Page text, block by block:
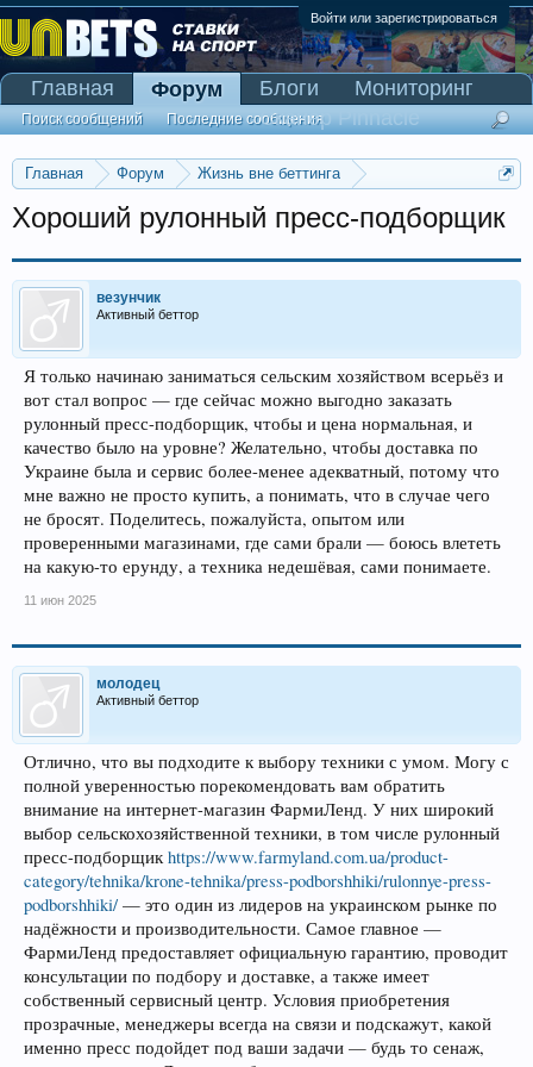
Войти или зарегистрироваться
Главная Форум
Жизнь вне беттинга
Реклама и коммерция
Хороший рулонный пресс-подборщик
везунчик
Активный беттор
Я только начинаю заниматься сельским хозяйством всерьёз и
вот стал вопрос — где сейчас можно выгодно заказать
рулонный пресс-подборщик, чтобы и цена нормальная, и
качество было на уровне? Желательно, чтобы доставка по
Украине была и сервис более-менее адекватный, потому что
мне важно не просто купить, а понимать, что в случае чего
не бросят. Поделитесь, пожалуйста, опытом или
проверенными магазинами, где сами брали — боюсь влететь
на какую-то ерунду, а техника недешёвая, сами понимаете.
11 июн 2025
молодец
Активный беттор
Отлично, что вы подходите к выбору техники с умом. Могу с
полной уверенностью порекомендовать вам обратить
внимание на интернет-магазин ФармиЛенд. У них широкий
выбор сельскохозяйственной техники, в том числе рулонный
пресс-подборщикhttps://www.fаrmylаnd.com.uа/product-
category/tehnika/krone-tehnika/press-podborshhiki/rulonnye-press-
podborshhiki/ — это один из лидеров на украинском рынке по
надёжности и производительности. Самое главное —
ФармиЛенд предоставляет официальную гарантию, проводит
консультации по подбору и доставке, а также имеет
собственный сервисный центр. Условия приобретения
прозрачные, менеджеры всегда на связи и подскажут, какой
именно пресс подойдет под ваши задачи — будь то сенаж,
Главная Форум
Поиск сообщений Последние сообщения
Блоги
Мониторинг
Сканер Pinnacle